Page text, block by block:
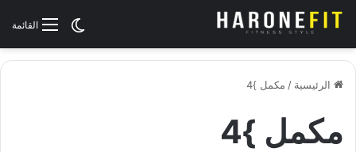
القائمةالوضع
الرئيسية / مكمل }4
مكمل }4